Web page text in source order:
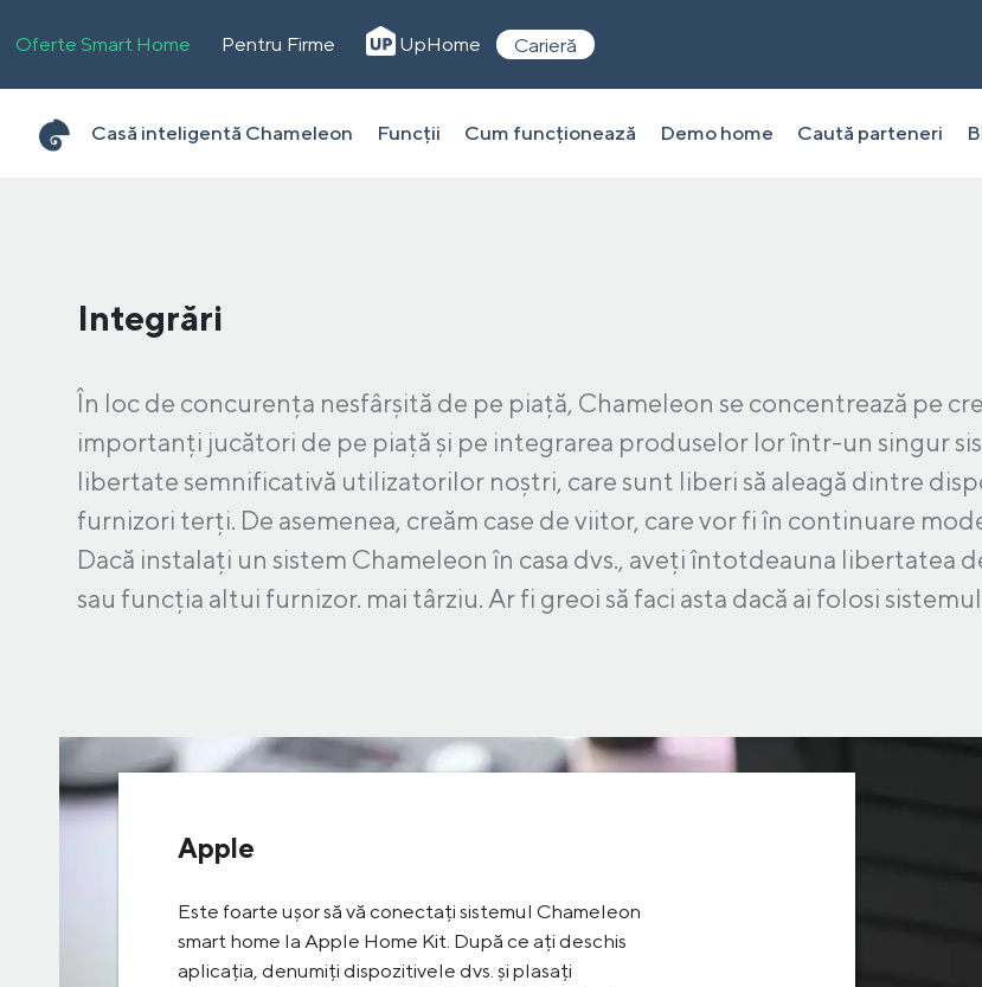
Oferte Smart Home Pentru Firme UpHome Carieră
Casă inteligentă Chameleon Funcții Cum funcționează Demo home Caută parteneri
Integrări
În loc de concurența nesfârșită de pe piață, Chameleon se concentrează pe
importanți jucători de pe piață și pe integrarea produselor lor într-un singur
libertate semnificativă utilizatorilor noștri, care sunt liberi să aleagă dintre
furnizori terți. De asemenea, creăm case de viitor, care vor fi în continuare
Dacă instalați un sistem Chameleon în casa dvs., aveți întotdeauna libertatea
sau funcția altui furnizor. mai târziu. Ar fi greoi să faci asta dacă ai folosi
Apple
Este foarte ușor să vă conectați sistemul Chameleon
smart home la Apple Home Kit. După ce ați deschis
aplicația, denumiți dispozitivele dvs. și plasați